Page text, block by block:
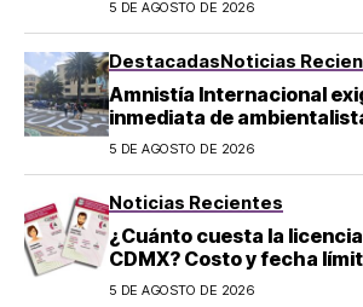
5 DE AGOSTO DE 2026
DestacadasNoticias
Amnistía Internacional
inmediata de
en Michoacán
5 DE AGOSTO DE 2026
Noticias Recientes
¿Cuánto cuesta la
CDMX? Costo y fecha
2026
5 DE AGOSTO DE 2026